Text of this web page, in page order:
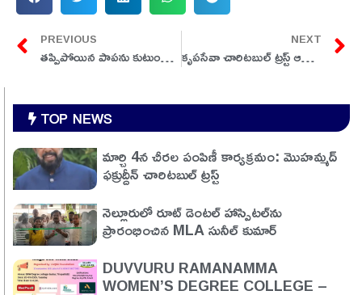
PREVIOUS
తప్పిపోయిన పాపను కుటుంబ సభ్యుల వద్దకు చేర్చిన రూరల్ ఎస్సై మనోజ్ కుమార్.
NEXT
కృపసేవా చారిటబుల్ ట్రస్ట్ ఆధ్వర్యంలో వృద్ధాశ్రమంలో వృద్ధులకు అన్నదానం..
TOP NEWS
మార్చి 4న చీరల పంపిణీ కార్యక్రమం: మొహమ్మద్
ఫక్రుద్దీన్ చారిటబుల్ ట్రస్ట్
నెల్లూరులో రూట్ డెంటల్ హాస్పిటల్‌ను
ప్రారంభించిన MLA సునీల్ కుమార్
DUVVURU RAMANAMMA
WOMEN’S DEGREE COLLEGE –